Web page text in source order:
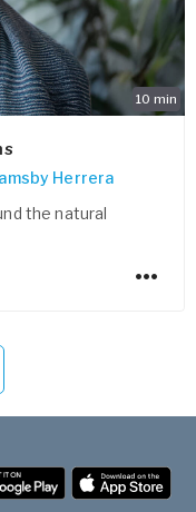
10 min
Herrera
the natural